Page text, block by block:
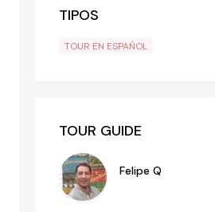
TIPOS
TOUR EN ESPAÑOL
TOUR GUIDE
Felipe Q